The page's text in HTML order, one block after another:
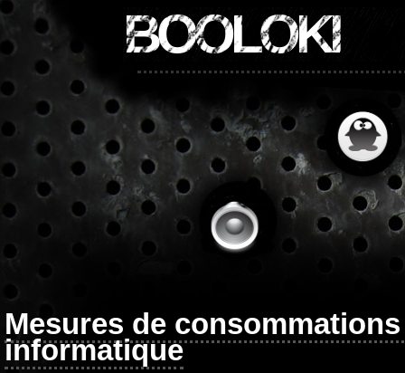
BOOLOKI
Mesures de
informatique